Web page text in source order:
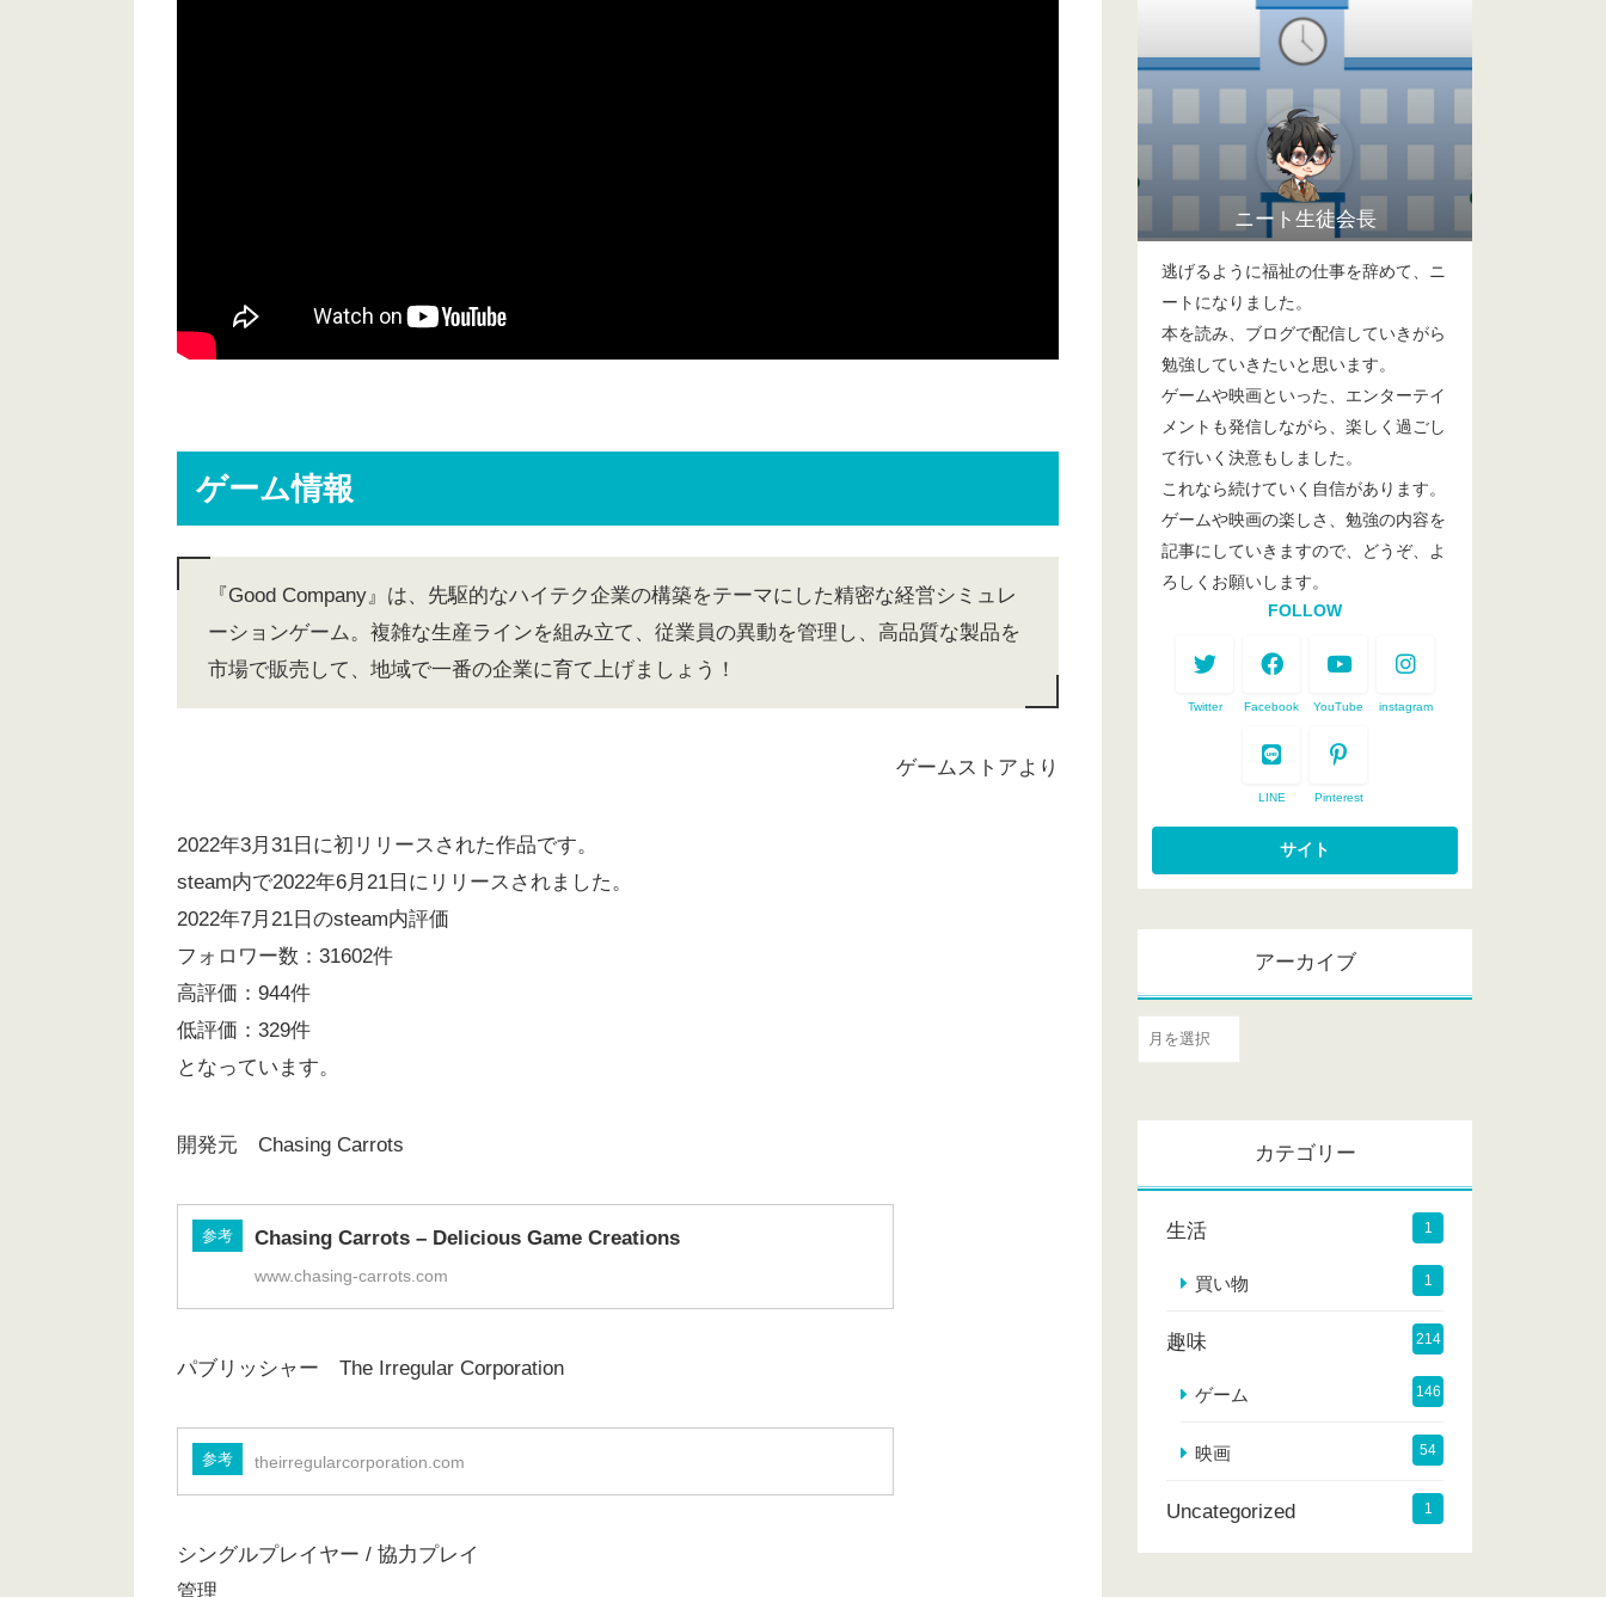
ゲーム情報
『Good Company』は、先駆的なハイテク企業の構築をテーマにした精密な経営シミュレ
ーションゲーム。複雑な生産ラインを組み立て、従業員の異動を管理し、高品質な製品を
市場で販売して、地域で一番の企業に育て上げましょう！
ゲームストアより
2022年3月31日に初リリースされた作品です。
steam内で2022年6月21日にリリースされました。
2022年7月21日のsteam内評価
フォロワー数：31602件
高評価：944件
低評価：329件
となっています。
開発元 Chasing Carrots
参考 Chasing Carrots – Delicious Game Creations
www.chasing-carrots.com
パブリッシャー The Irregular Corporation
参考 theirregularcorporation.com
シングルプレイヤー / 協力プレイ
管理
ニート生徒会長
逃げるように福祉の仕事を辞めて、ニ
ートになりました。
本を読み、ブログで配信していきがら
勉強していきたいと思います。
ゲームや映画といった、エンターテイ
メントも発信しながら、楽しく過ごし
て行いく決意もしました。
これなら続けていく自信があります。
ゲームや映画の楽しさ、勉強の内容を
記事にしていきますので、どうぞ、よ
ろしくお願いします。
FOLLOW
Twitter Facebook YouTube instagram
LINE Pinterest
アーカイブ
ア
ー
イ
カテゴリー
生活 1
買い物 1
趣味 214
ゲーム 146
映画 54
Uncategorized 1